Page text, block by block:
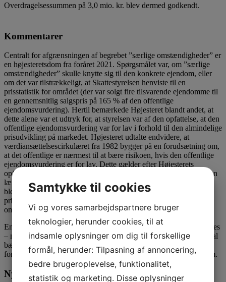
Overdragelsessummen på 3,0 mio. kr. blev dermed godkendt.
Kommentarer
Centralt for afgrænsningen af begrebet ”særlige omstændigheder” er
en højesteretsdom fra foråret 2021. Spørgsmålet var, om ”særlige
omstændigheder” skulle knytte sig til den konkrete ejendom, eller
om det var tilstrækkeligt, at Skattestyrelsen henviste til en
prisstatistik for området (der var solgt fire tilsvarende ejendomme til
en gennemsnitlig salgspris på 165 % af den offentlige
ejendomsvurdering). Hertil bemærkede Højesteret blandt andet, at
dette alene var et udtryk for, at styrelsen var af den opfattelse, at den
offentlige ejendomsvurdering var for lav i forhold til den almindelige
prisudvikling på markedet. Højesteret udtalte endvidere, at
værdiansættelsescirkulæret fra 1982 bygger på en forudsætning om,
at det offentlige er nærmest til at bære risikoen, hvis den offentlige
ejendomsvurdering er for lav. Dette gælder efter Højesterets
opfattelse også, hvor de offentlige ejendomsvurderinger gennem en
længere periode ikke er blevet ajourført. Med højesteretsdommen
blev det hermed fastslået, at generelle betragtninger om
prisudviklingen på markedet ikke kan udgøre særlige
omstændigheder.
En værdiansættelse efter 15 %’s-reglen kan således kun tilsidesættes
– med den konsekvens, at det er overdrageren/modtageren, der skal
bære risikoen for rigtigheden af en ejendomsvurdering – hvis der
foreligger særlige, konkrete oplysninger om den konkrete ejendom.
Nye ejendomsvurderinger
Samtykke til cookies
Vi og vores samarbejdspartnere bruger
teknologier, herunder cookies, til at
indsamle oplysninger om dig til forskellige
formål, herunder: Tilpasning af annoncering,
bedre brugeroplevelse, funktionalitet,
statistik og marketing. Disse oplysninger